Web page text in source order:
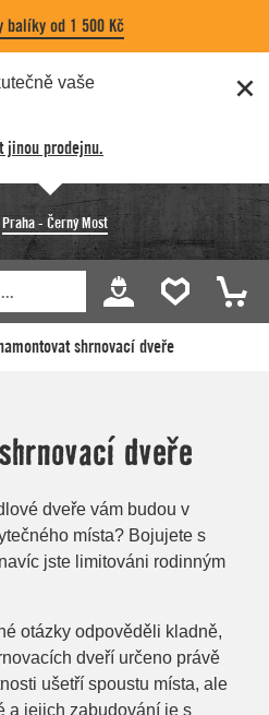
balíky od 1 500 Kč
vaše
jinou prodejnu.
Praha - Černý Most